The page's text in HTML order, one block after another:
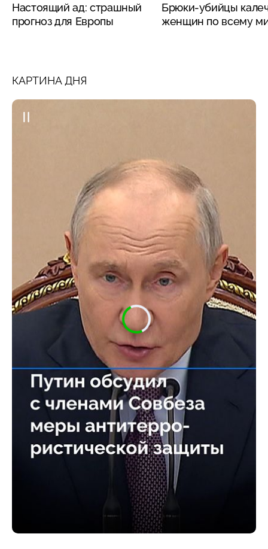
Настоящий ад: страшный
прогноз для Европы
Брюки-убийцы
женщин по всему
КАРТИНА ДНЯ